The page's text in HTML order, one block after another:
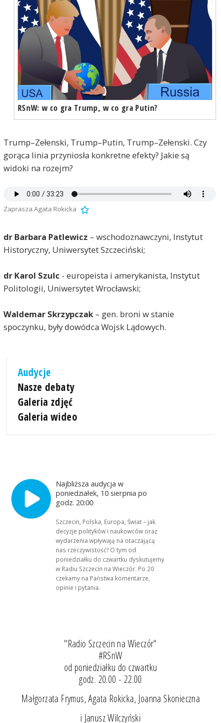
RSnW: w co gra Trump, w co gra Putin?
Trump–Zełenski, Trump–Putin, Trump–Zełenski. Czy
gorąca linia przyniosła konkretne efekty? Jakie są
widoki na rozejm?
Zaprasza Agata Rokicka
dr Barbara Patlewicz – wschodoznawczyni, Instytut
Historyczny, Uniwersytet Szczeciński;
dr Karol Szulc - europeista i amerykanista, Instytut
Politologii, Uniwersytet Wrocławski;
Waldemar Skrzypczak– gen. broni w stanie
spoczynku, były dowódca Wojsk Lądowych.
Audycje
Nasze debaty
Galeria zdjęć
Galeria wideo
Najbliższa audycja w
poniedziałek, 10 sierpnia po
godz. 20:00
Szczecin, Polska, Europa, Świat – jak
decyzje polityków i naukowców oraz
wydarzenia wpływają na otaczającą
nas rzeczywistość? O tym od
poniedziałku do czwartku dyskutujemy
w Radiu Szczecin na Wieczór. Po 20
czekamy na Państwa komentarze,
opinie i pytania.
"Radio Szczecin na Wieczór"
#RSnW
od poniedziałku do czwartku
godz. 20.00 - 22.00
Małgorzata Frymus, Agata Rokicka, Joanna Skonieczna
i Janusz Wilczyński